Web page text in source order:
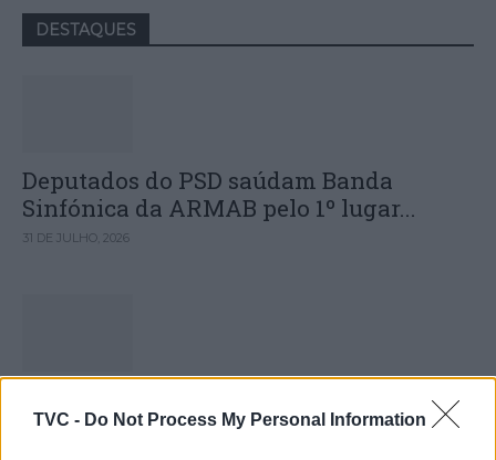
TVC - Do Not Process My Personal Information
DESTAQUES
Deputados do PSD saúdam Banda
Sinfónica da ARMAB pelo 1º lugar...
31 DE JULHO, 2026
Capacita Jovem de Poiares aproxima
jovens ao mundo do trabalho